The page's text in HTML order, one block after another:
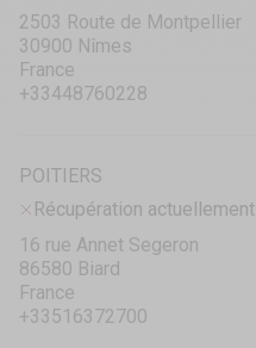
2503 Route de Montpellier
30900 Nîmes
France
+33448760228
POITIERS
Récupération
16 rue Annet Segeron
86580 Biard
France
+33516372700